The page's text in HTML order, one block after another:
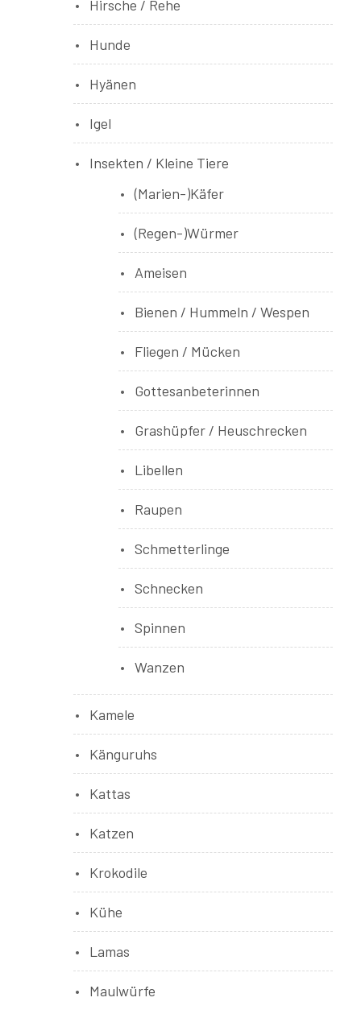
Hirsche / Rehe
Hunde
Hyänen
Igel
Insekten / Kleine Tiere
(Marien-)Käfer
(Regen-)Würmer
Ameisen
Bienen / Hummeln / Wespen
Fliegen / Mücken
Gottesanbeterinnen
Grashüpfer / Heuschrecken
Libellen
Raupen
Schmetterlinge
Schnecken
Spinnen
Wanzen
Kamele
Känguruhs
Kattas
Katzen
Krokodile
Kühe
Lamas
Maulwürfe